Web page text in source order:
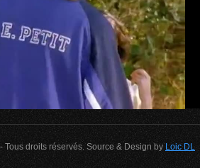
Tous droits réservés. Source & Design byLoic DL